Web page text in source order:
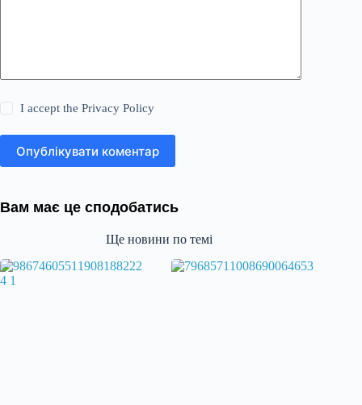
I accept thePrivacy Policy
Опублікувати коментар
Вам має це сподобатись
Ще новини по темі